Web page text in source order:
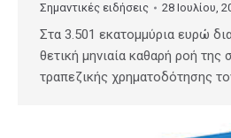
Σημαντικές ειδήσεις 28 Ιουλίου,
Στα 3.501 εκατομμύρια ευρώ
θετική μηνιαία καθαρή ροή της
τραπεζικής χρηματοδότησης